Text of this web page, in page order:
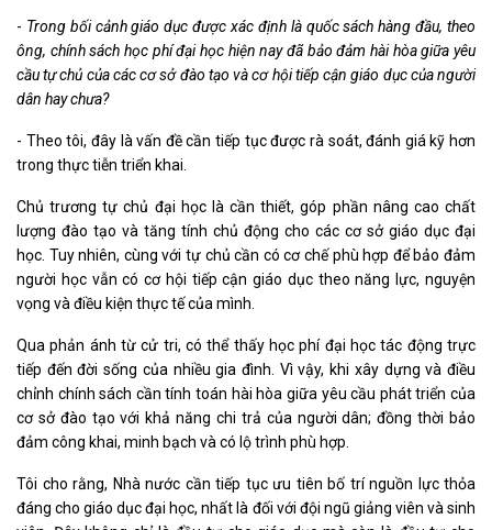
- Trong bối cảnh giáo dục được xác định là quốc sách hàng đầu, theo
ông, chính sách học phí đại học hiện nay đã bảo đảm hài hòa giữa yêu
cầu tự chủ của các cơ sở đào tạo và cơ hội tiếp cận giáo dục của người
dân hay chưa?
- Theo tôi, đây là vấn đề cần tiếp tục được rà soát, đánh giá kỹ hơn
trong thực tiễn triển khai.
Chủ trương tự chủ đại học là cần thiết, góp phần nâng cao chất
lượng đào tạo và tăng tính chủ động cho các cơ sở giáo dục đại
học. Tuy nhiên, cùng với tự chủ cần có cơ chế phù hợp để bảo đảm
người học vẫn có cơ hội tiếp cận giáo dục theo năng lực, nguyện
vọng và điều kiện thực tế của mình.
Qua phản ánh từ cử tri, có thể thấy học phí đại học tác động trực
tiếp đến đời sống của nhiều gia đình. Vì vậy, khi xây dựng và điều
chỉnh chính sách cần tính toán hài hòa giữa yêu cầu phát triển của
cơ sở đào tạo với khả năng chi trả của người dân; đồng thời bảo
đảm công khai, minh bạch và có lộ trình phù hợp.
Tôi cho rằng, Nhà nước cần tiếp tục ưu tiên bố trí nguồn lực thỏa
đáng cho giáo dục đại học, nhất là đối với đội ngũ giảng viên và sinh